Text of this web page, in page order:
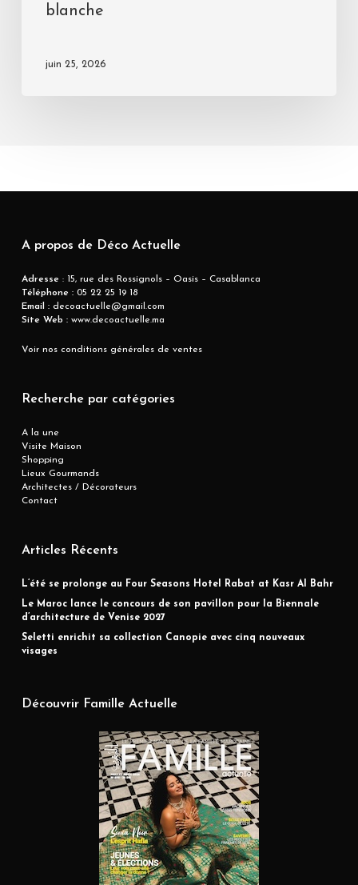
blanche
juin 25, 2026
A propos de Déco Actuelle
Adresse : 15, rue des Rossignols – Oasis – Casablanca
Téléphone :05 22 25 19 18
Email :decoactuelle@gmail.com
Site Web :www.decoactuelle.ma
Voir nos conditions générales de ventes
Recherche par catégories
A la une
Visite Maison
Shopping
Lieux Gourmands
Architectes / Décorateurs
Contact
Articles Récents
L’été se prolonge au Four Seasons Hotel Rabat at Kasr Al Bahr
Le Maroc lance le concours de son pavillon pour la Biennale
d’architecture de Venise 2027
Seletti enrichit sa collection Canopie avec cinq nouveaux
visages
Découvrir Famille Actuelle